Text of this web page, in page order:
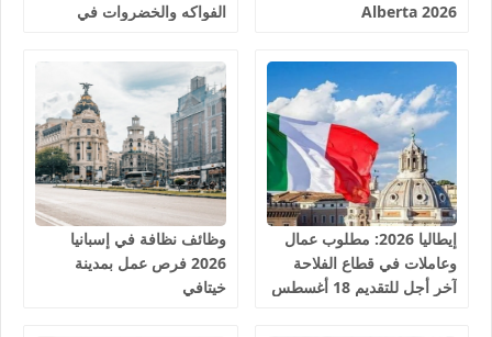
Alberta 2026
الفواكه والخضروات في
إيطاليا 2026: مطلوب عمال
وعاملات في قطاع الفلاحة
آخر أجل للتقديم 18 أغسطس
وظائف نظافة في إسبانيا
2026 فرص عمل بمدينة
خيتافي